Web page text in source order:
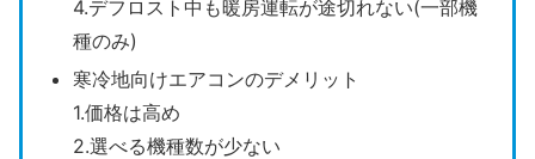
4.デフロスト中も暖房運転が途切れない(一部機
種のみ)
寒冷地向けエアコンのデメリット
1.価格は高め
2.選べる機種数が少ない